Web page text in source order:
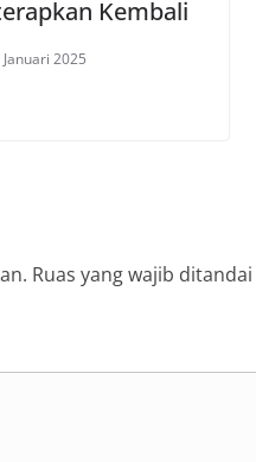
Kembali
Januari 2025
Ruas yang wajib ditandai